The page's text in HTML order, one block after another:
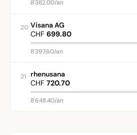
8'382.00/an
20 Visana AG
CHF 699.80
8'397.60/an
21 rhenusana
CHF 720.70
8'648.40/an